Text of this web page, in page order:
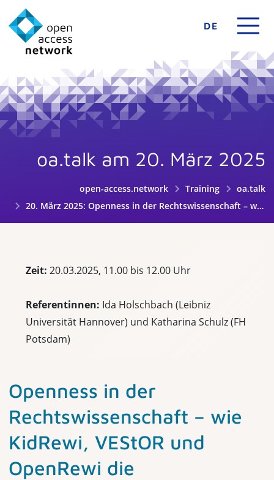
DE
oa.talk am 20. März 2025
open-access.network Training
oa.talk
20. März 2025: Openness in der Rechtswissenschaft – wie KidRewi, VEStOR und OpenRewi die Transformation fördern
Zeit: 20.03.2025, 11.00 bis 12.00 Uhr
Referentinnen: Ida Holschbach (Leibniz
Universität Hannover) und Katharina Schulz (FH
Potsdam)
Openness in der
Rechtswissenschaft – wie
KidRewi, VEStOR und
OpenRewi die